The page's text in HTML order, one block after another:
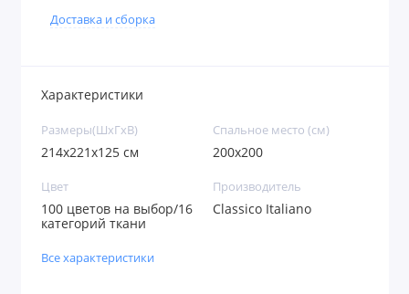
Доставка и сборка
Характеристики
Размеры(ШxГxВ)
214x221x125 см
Спальное место (см)
200х200
Цвет
100 цветов на выбор/16
категорий ткани
Производитель
Classico Italiano
Все характеристики